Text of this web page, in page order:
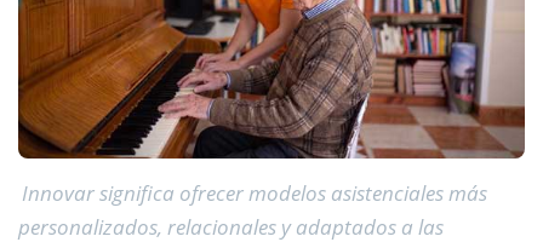
Innovar significa ofrecer modelos asistenciales más
personalizados, relacionales y adaptados a las